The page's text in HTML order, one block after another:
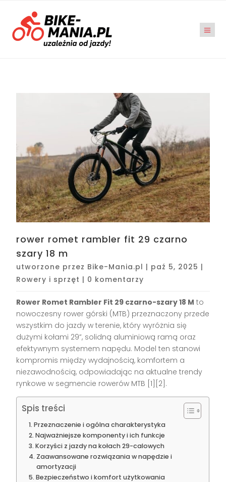
rower romet rambler fit 29 czarno
szary 18 m
utworzone przez Bike-Mania.pl | paź 5, 2025 |
Rowery i sprzęt | 0 komentarzy
Rower Romet Rambler Fit 29 czarno-szary 18 M to
nowoczesny rower górski (MTB) przeznaczony przede
wszystkim do jazdy w terenie, który wyróżnia się
dużymi kołami 29”, solidną aluminiową ramą oraz
efektywnym systemem napędu. Model ten stanowi
kompromis między wydajnością, komfortem a
niezawodnością, odpowiadając na aktualne trendy
rynkowe w segmencie rowerów MTB [1][2] .
Spis treści
Przeznaczenie i ogólna charakterystyka
Najważniejsze komponenty i ich funkcje
Korzyści z jazdy na kołach 29-calowych
Zaawansowane rozwiązania w napędzie i
amortyzacji
Bezpieczeństwo i komfort użytkowania